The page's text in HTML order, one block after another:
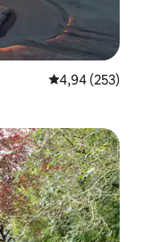
4,94 de uma
4,94 (253)